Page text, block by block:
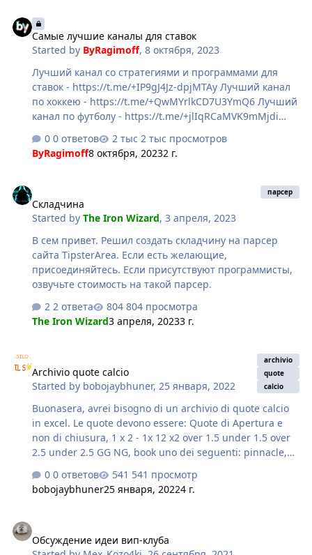
выполненная работа, затем оплата). Тем самым
докажу свою надёжность. В данной теме прошу
оставлять ваши вопросы/пожелания/замечания/
отзывы. По поводу конкретных заданий, типа починки
таблиц, обращайтесь в личные сообщени…
Самые лучшие каналы для ставок
Started by ByRagimoff,8 октября, 2023
Лучший канал со стратегиями и программами для
ставок - https://t.me/+IP9gJ4Jz-dpjMTAy Лучший канал
по хоккею - https://t.me/+QwMYrlkCD7U3YmQ6 Лучший
канал по футболу - https://t.me/+jlIqRCaMVK9mMjdi
https://t.me/+6jXFSJU2Jv04NTgy
0 ответов
2 тыс просмотров
ByRagimoff8 октября, 20232 г.
Складчина
Started byThe Iron Wizard,3 апреля, 2023
парсер
В сем привет. Решил создать складчину на парсер
сайта TipsterArea. Если есть желающие,
присоединяйтесь. Если присутствуют программисты,
озвучьте стоимость на такой парсер.
2 ответа
804 просмотра
The Iron Wizard3 апреля, 20233 г.
Archivio quote calcio
Started by bobojaybhuner,25 января, 2022
archivio
quote
calcio
Buonasera, avrei bisogno di un archivio di quote calcio
in excel. Le quote devono essere: Quote di Apertura e
non di chiusura, 1 x 2 - 1x 12 x2 over 1.5 under 1.5 over
2.5 under 2.5 GG NG, book uno dei seguenti: pinnacle,
0 ответов
541 просмотр
bobojaybhuner25 января, 20224 г.
Обсуждение идеи вип-клуба